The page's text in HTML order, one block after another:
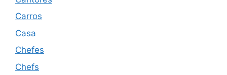
Carros
Casa
Chefes
Chefs